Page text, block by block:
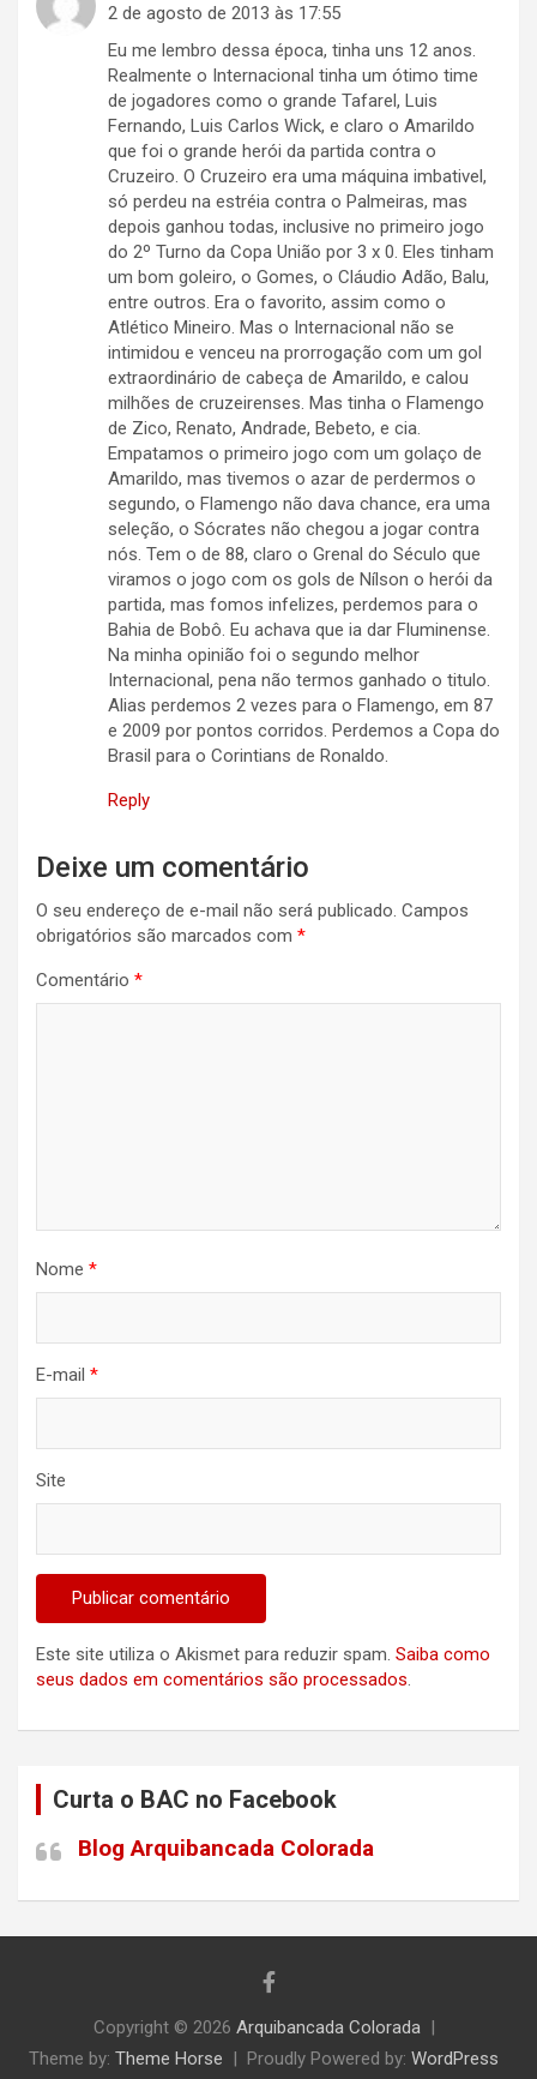
2 de agosto de 2013 às 17:55
Eu me lembro dessa época, tinha uns 12 anos.
Realmente o Internacional tinha um ótimo time
de jogadores como o grande Tafarel, Luis
Fernando, Luis Carlos Wick, e claro o Amarildo
que foi o grande herói da partida contra o
Cruzeiro. O Cruzeiro era uma máquina imbativel,
só perdeu na estréia contra o Palmeiras, mas
depois ganhou todas, inclusive no primeiro jogo
do 2º Turno da Copa União por 3 x 0. Eles tinham
um bom goleiro, o Gomes, o Cláudio Adão, Balu,
entre outros. Era o favorito, assim como o
Atlético Mineiro. Mas o Internacional não se
intimidou e venceu na prorrogação com um gol
extraordinário de cabeça de Amarildo, e calou
milhões de cruzeirenses. Mas tinha o Flamengo
de Zico, Renato, Andrade, Bebeto, e cia.
Empatamos o primeiro jogo com um golaço de
Amarildo, mas tivemos o azar de perdermos o
segundo, o Flamengo não dava chance, era uma
seleção, o Sócrates não chegou a jogar contra
nós. Tem o de 88, claro o Grenal do Século que
viramos o jogo com os gols de Nílson o herói da
partida, mas fomos infelizes, perdemos para o
Bahia de Bobô. Eu achava que ia dar Fluminense.
Na minha opinião foi o segundo melhor
Internacional, pena não termos ganhado o titulo.
Alias perdemos 2 vezes para o Flamengo, em 87
e 2009 por pontos corridos. Perdemos a Copa do
Brasil para o Corintians de Ronaldo.
Reply
Deixe um comentário
O seu endereço de e-mail não será publicado. Campos
obrigatórios são marcados com *
Comentário *
Nome *
E-mail *
Site
Este site utiliza o Akismet para reduzir spam. Saiba como
seus dados em comentários são processados.
Curta o BAC no Facebook
Blog Arquibancada Colorada
Copyright © 2026 Arquibancada Colorada
Theme by: Theme Horse Proudly Powered by: WordPress